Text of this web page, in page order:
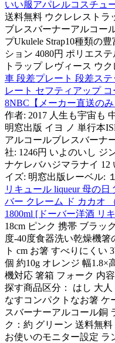
いい服アパレルコスチュ
送料無料 ウクレレストラ
ブレスバーナーアルコー
プUkulele Strap10種類の
ション 4080円 ポリエス
トラップ レヴィース ウク
車 段差プレート 段差ス
レート セフティアップ
8NBC【メーカー直送の
作者: 2017 人生も宇宙も
明窓出版 イヨ ノ 単行本
アルコールブレスバーナ
社: 1246円 いよのいし ジ
ナケレバハジマラナイ 12
イズ: 明窓出版レーベル:
リキュール liqueur 母の
バー クレーム ド カカオ
1800ml [ドーバー洋酒 リ
18cm ピンク 携帯 ブラッ
度-40度食器洗い乾燥機
ト cm お箸 すべりにくい
個 約10g オレンジ 幅1.8×
機対応 箸箱 フォーク 内
探す商品区分： はし 大
なすコンパクトなお箸 ケ
スバーナーアルコール銅
ク：約 グリーン 送料無
お使いのモニター設定 ラ